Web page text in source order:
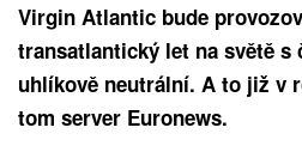
Virgin Atlantic bude
transatlantický let na světě s
uhlíkově neutrální. A to již v
tom server Euronews.